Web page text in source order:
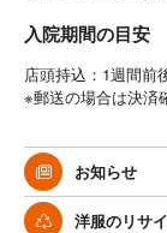
入院期間の目安
店頭持込：1週間前
※郵送の場合は決済
お知らせ
洋服のリサ